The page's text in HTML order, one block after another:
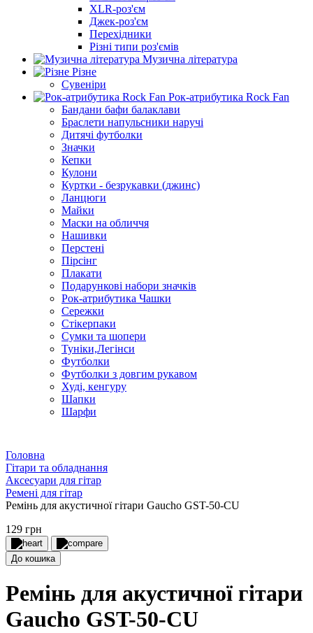
XLR-роз'єм
Джек-роз'єм
Перехідники
Різні типи роз'ємів
Музична література
Різне
Сувеніри
Рок-атрибутика Rock Fan
Бандани бафи балаклави
Браслети напульсники наручі
Дитячі футболки
Значки
Кепки
Кулони
Куртки - безрукавки (джинс)
Ланцюги
Майки
Маски на обличчя
Нашивки
Перстені
Пірсінг
Плакати
Подарункові набори значків
Рок-атрибутика Чашки
Сережки
Стікерпаки
Сумки та шопери
Туніки,Легінси
Футболки
Футболки з довгим рукавом
Худі, кенгуру
Шапки
Шарфи
Головна
Гітари та обладнання
Аксесуари для гітар
Ремені для гітар
Ремінь для акустичної гітари Gaucho GST-50-CU
129 грн
До кошика
Ремінь для акустичної гітари
Gaucho GST-50-CU